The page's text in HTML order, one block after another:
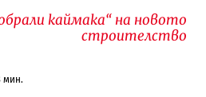
каймака“ на новото
строителство
мин.